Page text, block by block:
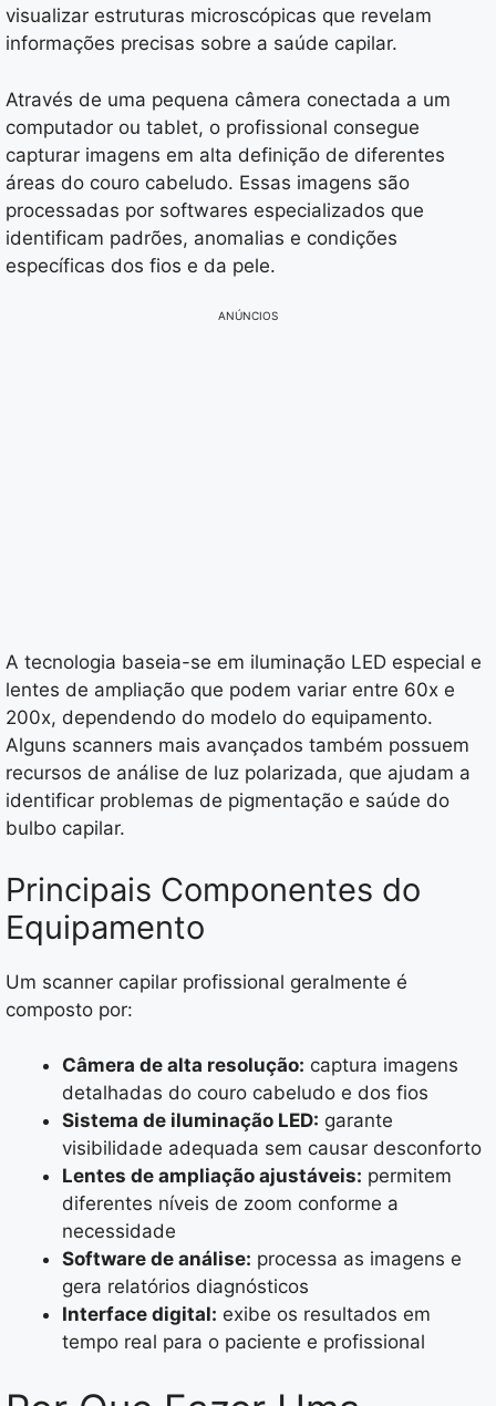
visualizar estruturas microscópicas que revelam
informações precisas sobre a saúde capilar.
Através de uma pequena câmera conectada a um
computador ou tablet, o profissional consegue
capturar imagens em alta definição de diferentes
áreas do couro cabeludo. Essas imagens são
processadas por softwares especializados que
identificam padrões, anomalias e condições
específicas dos fios e da pele.
ANÚNCIOS
A tecnologia baseia-se em iluminação LED especial e
lentes de ampliação que podem variar entre 60x e
200x, dependendo do modelo do equipamento.
Alguns scanners mais avançados também possuem
recursos de análise de luz polarizada, que ajudam a
identificar problemas de pigmentação e saúde do
bulbo capilar.
Principais Componentes do
Equipamento
Um scanner capilar profissional geralmente é
composto por:
Câmera de alta resolução: captura imagens
detalhadas do couro cabeludo e dos fios
Sistema de iluminação LED: garante
visibilidade adequada sem causar desconforto
Lentes de ampliação ajustáveis: permitem
diferentes níveis de zoom conforme a
necessidade
Software de análise: processa as imagens e
gera relatórios diagnósticos
Interface digital: exibe os resultados em
tempo real para o paciente e profissional